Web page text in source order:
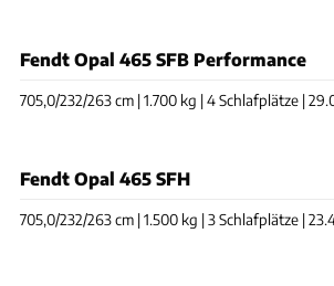
Fendt Opal 465 SFB Performance
705,0/232/263 cm | 1.700 kg | 4 Schlafplätze |
Fendt Opal 465 SFH
705,0/232/263 cm | 1.500 kg | 3 Schlafplätze |